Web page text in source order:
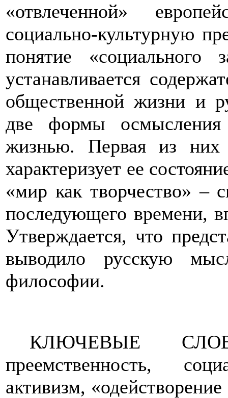
«отвлеченной»
социально-культурную
понятие «социального
устанавливается
общественной жизни и
две формы
жизнью. Первая из них
характеризует ее
«мир как творчество» –
последующего времени,
Утверждается, что
выводило русскую
философии.
КЛЮЧЕВЫЕ
преемственность,
активизм,